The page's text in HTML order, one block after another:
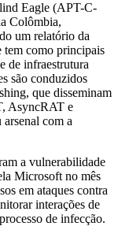
Eagle (APT-C-
Colômbia,
um relatório da
como principais
de infraestrutura
são conduzidos
que disseminam
AsyncRAT e
com a
a vulnerabilidade
Microsoft no mês
em ataques contra
interações de
de infecção.